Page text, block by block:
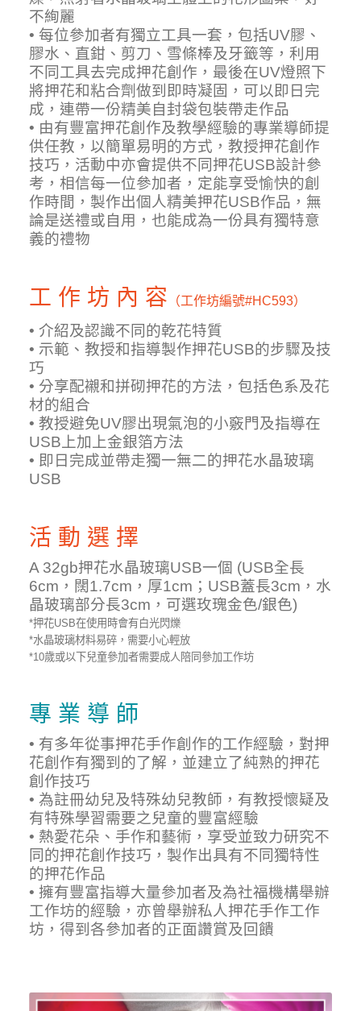
不絢麗
• 每位參加者有獨立工具一套，包括UV膠、
膠水、直鉗、剪刀、雪條棒及牙籤等，利用
不同工具去完成押花創作，最後在UV燈照下
將押花和粘合劑做到即時凝固，可以即日完
成，連帶一份精美自封袋包裝帶走作品
• 由有豐富押花創作及教學經驗的專業導師提
供任教，以簡單易明的方式，教授押花創作
技巧，活動中亦會提供不同押花USB設計參
考，相信每一位參加者，定能享受愉快的創
作時間，製作出個人精美押花USB作品，無
論是送禮或自用，也能成為一份具有獨特意
義的禮物
工 作 坊 內 容 （工作坊編號#HC593）
• 介紹及認識不同的乾花特質
• 示範、教授和指導製作押花USB的步驟及技
巧
• 分享配襯和拼砌押花的方法，包括色系及花
材的組合
• 教授避免UV膠出現氣泡的小竅門及指導在
USB上加上金銀箔方法
• 即日完成並帶走獨一無二的押花水晶玻璃
USB
活 動 選 擇
A 32gb押花水晶玻璃USB一個 (USB全長
6cm，闊1.7cm，厚1cm；USB蓋長3cm，水
晶玻璃部分長3cm，可選玫瑰金色/銀色)
*押花USB在使用時會有白光閃爍
*水晶玻璃材料易碎，需要小心輕放
*10歲或以下兒童參加者需要成人陪同參加工作坊
專 業 導 師
• 有多年從事押花手作創作的工作經驗，對押
花創作有獨到的了解，並建立了純熟的押花
創作技巧
• 為註冊幼兒及特殊幼兒教師，有教授懷疑及
有特殊學習需要之兒童的豐富經驗
• 熱愛花朵、手作和藝術，享受並致力研究不
同的押花創作技巧，製作出具有不同獨特性
的押花作品
• 擁有豐富指導大量參加者及為社福機構舉辦
工作坊的經驗，亦曾舉辦私人押花手作工作
坊，得到各參加者的正面讚賞及回饋